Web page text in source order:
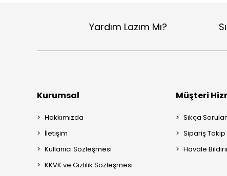
Yardım Lazım Mı?
Kurumsal
Hakkımızda
İletişim
Kullanıcı Sözleşmesi
KKVK ve Gizlilik Sözleşmesi
Müşteri
Sıkça
Sipariş Takip
Havale